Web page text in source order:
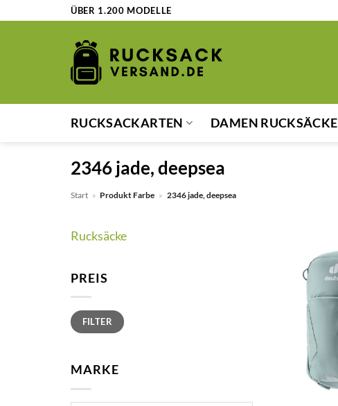
ÜBER 1.200 MODELLE
RUCKSACKARTEN DAMEN RUCKSÄCKE
2346 jade, deepsea
Start » Produkt Farbe » 2346 jade, deepsea
Rucksäcke
PREIS
Min.
Preis
Max.
PreisFILTER
MARKE